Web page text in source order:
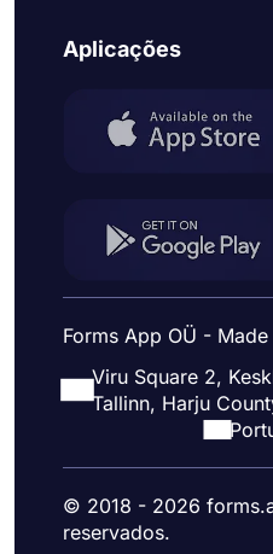
Aplicações
Forms App OÜ -
Viru Square 2,
Tallinn, Harju
© 2018 - 2026
reservados.